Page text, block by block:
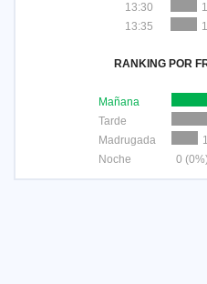
13:30
13:35
RANKING POR
Mañana
Tarde
Madrugada
Noche
0 (0%)